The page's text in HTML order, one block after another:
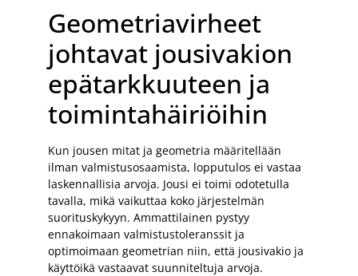
Geometriavirheet
johtavat jousivakion
epätarkkuuteen ja
toimintahäiriöihin
Kun jousen mitat ja geometria määritellään
ilman valmistusosaamista, lopputulos ei vastaa
laskennallisia arvoja. Jousi ei toimi odotetulla
tavalla, mikä vaikuttaa koko järjestelmän
suorituskykyyn. Ammattilainen pystyy
ennakoimaan valmistustoleranssit ja
optimoimaan geometrian niin, että jousivakio ja
käyttöikä vastaavat suunniteltuja arvoja.